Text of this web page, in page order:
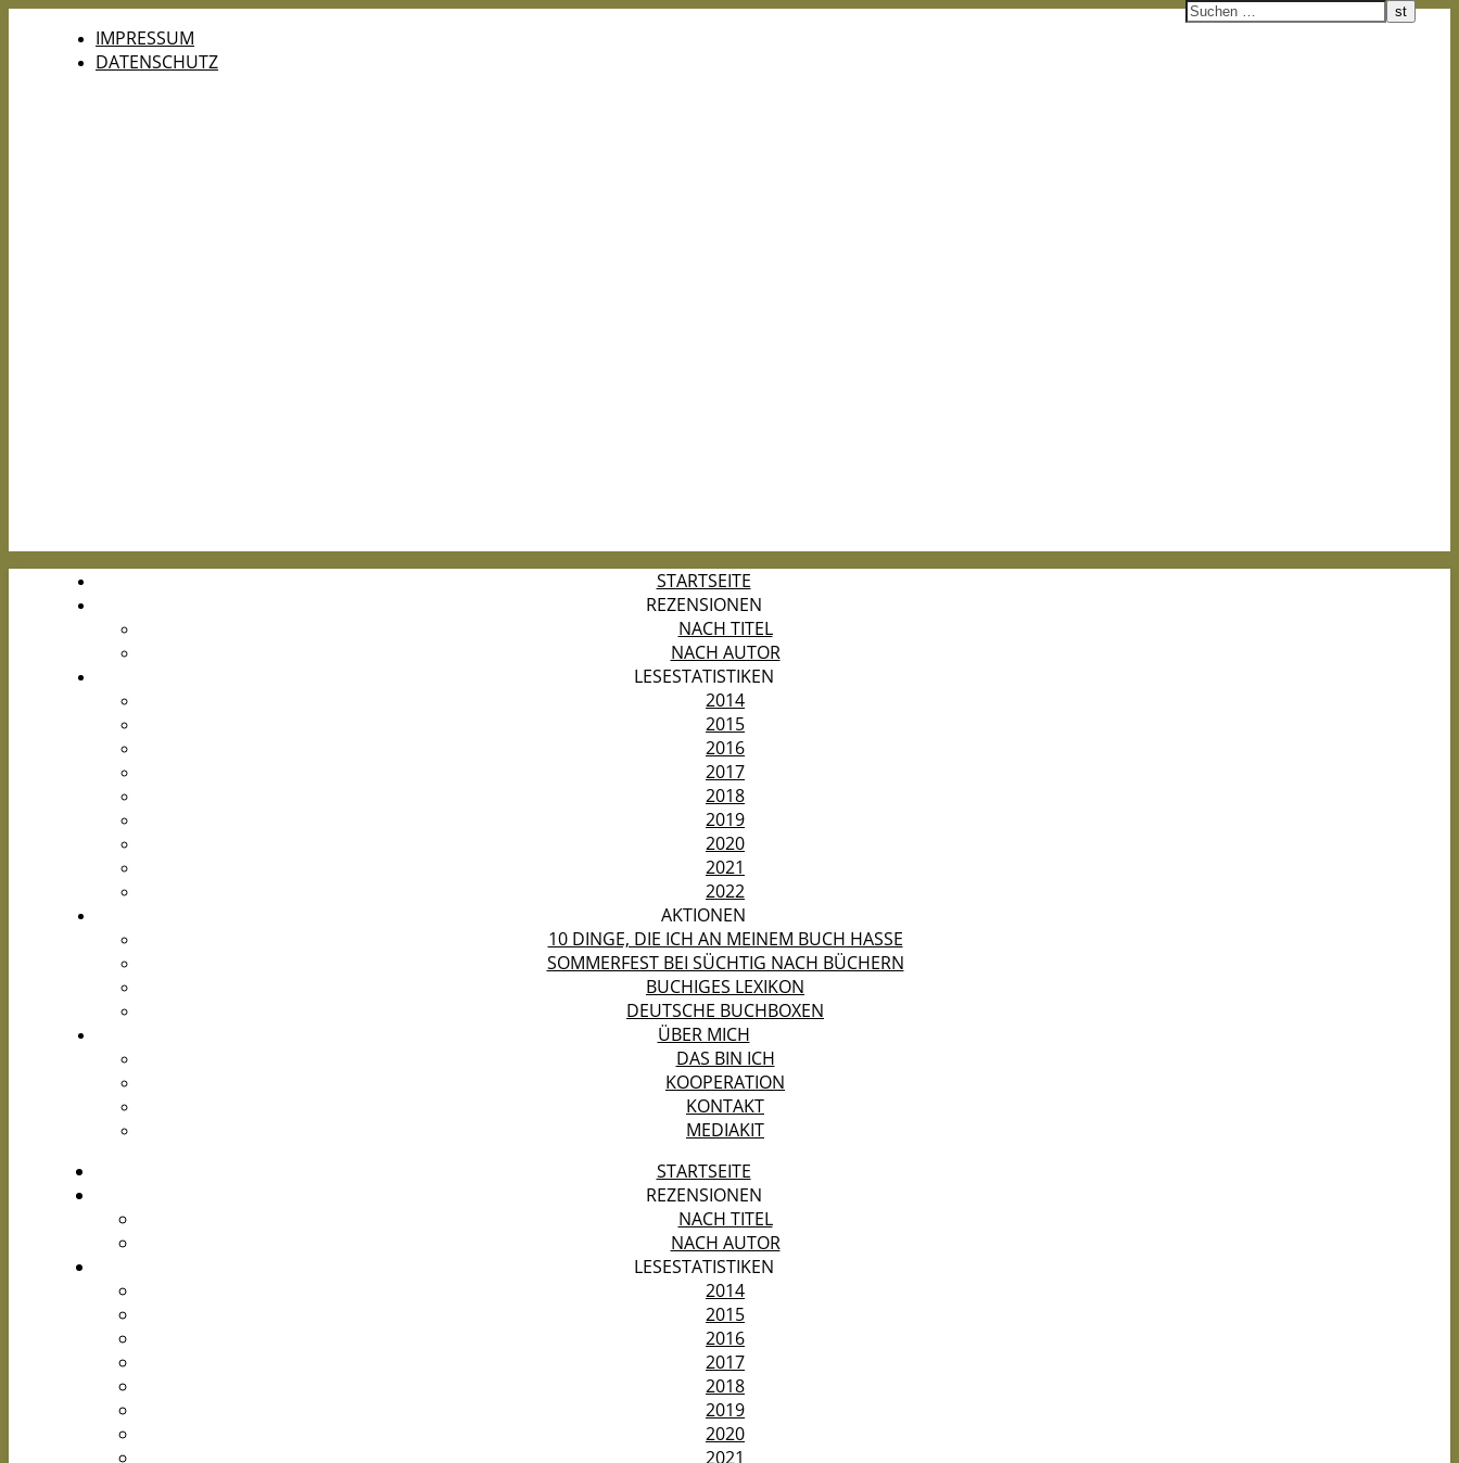
IMPRESSUM
DATENSCHUTZ
STARTSEITE
REZENSIONEN
NACH TITEL
NACH AUTOR
LESESTATISTIKEN
2014
2015
2016
2017
2018
2019
2020
2021
2022
AKTIONEN
10 DINGE, DIE ICH AN MEINEM BUCH HASSE
SOMMERFEST BEI SÜCHTIG NACH BÜCHERN
BUCHIGES LEXIKON
DEUTSCHE BUCHBOXEN
ÜBER MICH
DAS BIN ICH
KOOPERATION
KONTAKT
MEDIAKIT
STARTSEITE
REZENSIONEN
NACH TITEL
NACH AUTOR
LESESTATISTIKEN
2014
2015
2016
2017
2018
2019
2020
2021